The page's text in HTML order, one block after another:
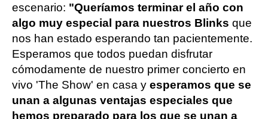
escenario: "Queríamos terminar el año con
algo muy especial para nuestros Blinks que
nos han estado esperando tan pacientemente.
Esperamos que todos puedan disfrutar
cómodamente de nuestro primer concierto en
vivo 'The Show' en casa y esperamos que se
unan a algunas ventajas especiales que
hemos preparado para los que se unan a